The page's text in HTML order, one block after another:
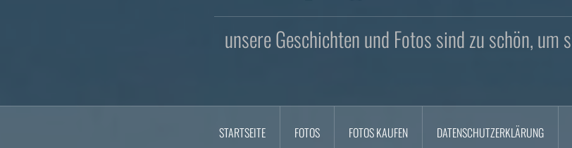
unsere Geschichten und Fotos sind zu schön, um
STARTSEITE FOTOS FOTOS KAUFEN DATENSCHUTZERKLÄRUNG